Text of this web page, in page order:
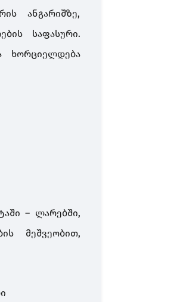
ანგარიშზე,
საფასური.
ხორციელდება
– ლარებში,
მეშვეობით,